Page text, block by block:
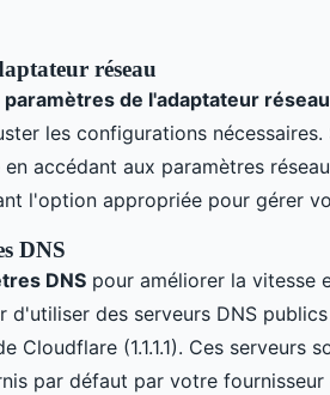
réseau
paramètres de l'adaptateur réseau
les configurations
accédant aux paramètres
l'option appropriée pour gérer
DNS
DNS pour améliorer la vitesse
d'utiliser des serveurs DNS
Cloudflare (1.1.1.1). Ces serveurs
par défaut par votre fournisseur